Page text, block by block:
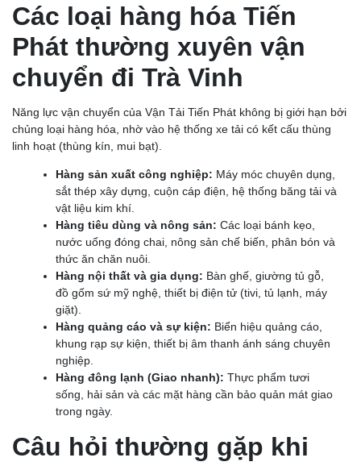
Các loại hàng hóa Tiến
Phát thường xuyên vận
chuyển đi Trà Vinh
Năng lực vận chuyển của Vận Tải Tiến Phát không bị giới hạn bởi
chủng loại hàng hóa, nhờ vào hệ thống xe tải có kết cấu thùng
linh hoạt (thùng kín, mui bạt).
Hàng sản xuất công nghiệp: Máy móc chuyên dụng,
sắt thép xây dựng, cuộn cáp điện, hệ thống băng tải và
vật liệu kim khí.
Hàng tiêu dùng và nông sản: Các loại bánh kẹo,
nước uống đóng chai, nông sản chế biến, phân bón và
thức ăn chăn nuôi.
Hàng nội thất và gia dụng: Bàn ghế, giường tủ gỗ,
đồ gốm sứ mỹ nghệ, thiết bị điện tử (tivi, tủ lạnh, máy
giặt).
Hàng quảng cáo và sự kiện: Biển hiệu quảng cáo,
khung rạp sự kiện, thiết bị âm thanh ánh sáng chuyên
nghiệp.
Hàng đông lạnh (Giao nhanh): Thực phẩm tươi
sống, hải sản và các mặt hàng cần bảo quản mát giao
trong ngày.
Câu hỏi thường gặp khi